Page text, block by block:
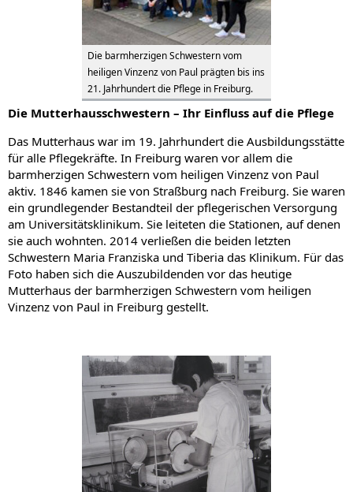
Die barmherzigen Schwestern vom
heiligen Vinzenz von Paul prägten bis ins
21. Jahrhundert die Pflege in Freiburg.
Die Mutterhausschwestern – Ihr Einfluss auf die Pflege
Das Mutterhaus war im 19. Jahrhundert die Ausbildungsstätte
für alle Pflegekräfte. In Freiburg waren vor allem die
barmherzigen Schwestern vom heiligen Vinzenz von Paul
aktiv. 1846 kamen sie von Straßburg nach Freiburg. Sie waren
ein grundlegender Bestandteil der pflegerischen Versorgung
am Universitätsklinikum. Sie leiteten die Stationen, auf denen
sie auch wohnten. 2014 verließen die beiden letzten
Schwestern Maria Franziska und Tiberia das Klinikum. Für das
Foto haben sich die Auszubildenden vor das heutige
Mutterhaus der barmherzigen Schwestern vom heiligen
Vinzenz von Paul in Freiburg gestellt.